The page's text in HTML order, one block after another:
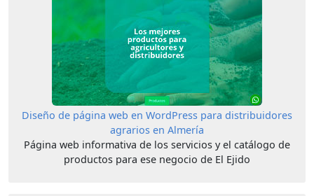
Diseño de página web en WordPress para distribuidores
agrarios en Almería
Página web informativa de los servicios y el catálogo de
productos para ese negocio de El Ejido